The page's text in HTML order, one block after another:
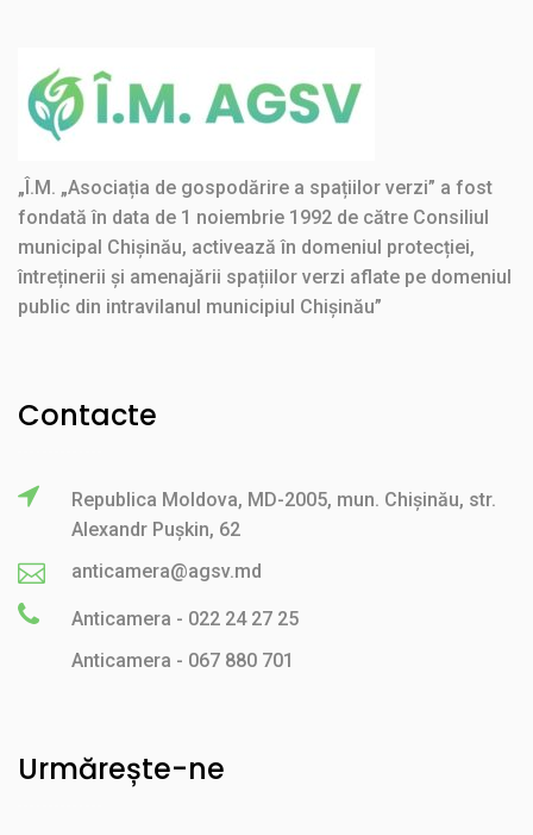
„Î.M. „Asociația de gospodărire a spațiilor verzi” a fost
fondată în data de 1 noiembrie 1992 de către Consiliul
municipal Chișinău, activează în domeniul protecției,
întreținerii și amenajării spațiilor verzi aflate pe domeniul
public din intravilanul municipiul Chișinău”
Contacte
Republica Moldova, MD-2005, mun. Chișinău, str.
Alexandr Pușkin, 62
anticamera@agsv.md
Anticamera - 022 24 27 25
Anticamera - 067 880 701
Urmărește-ne